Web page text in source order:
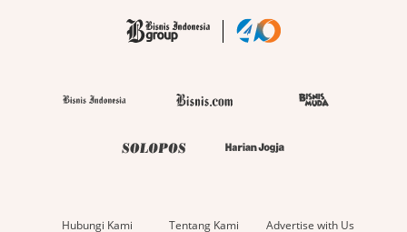
Hubungi Kami Tentang Kami Advertise with Us